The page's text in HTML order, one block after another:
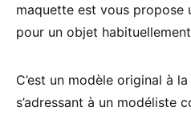
maquette est vous propose
pour un objet
C’est un modèle original à
s’adressant à un modéliste